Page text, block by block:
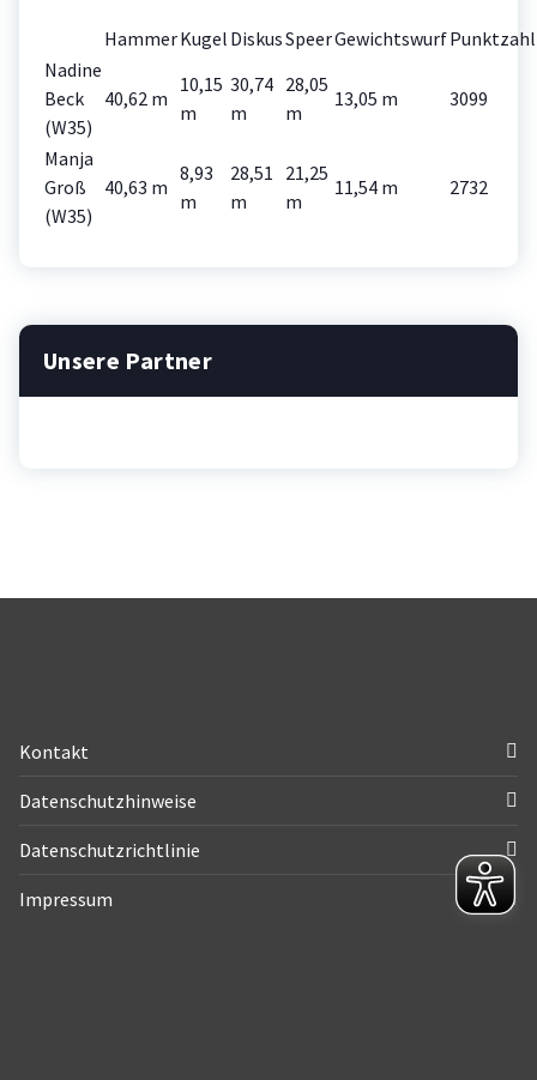
HammerKugel DiskusSpeerGewichtswurfPunktzahl
Nadine
Beck
(W35)
40,62 m
10,15
m
30,74
m
28,05
m
13,05 m 3099
Manja
Groß
(W35)
40,63 m
8,93
m
28,51
m
21,25
m
11,54 m 2732
Unsere Partner
Kontakt
Datenschutzhinweise
Datenschutzrichtlinie
Impressum